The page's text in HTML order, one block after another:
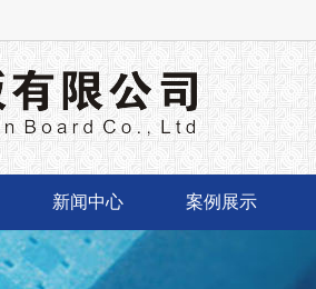
新闻中心 案例展示